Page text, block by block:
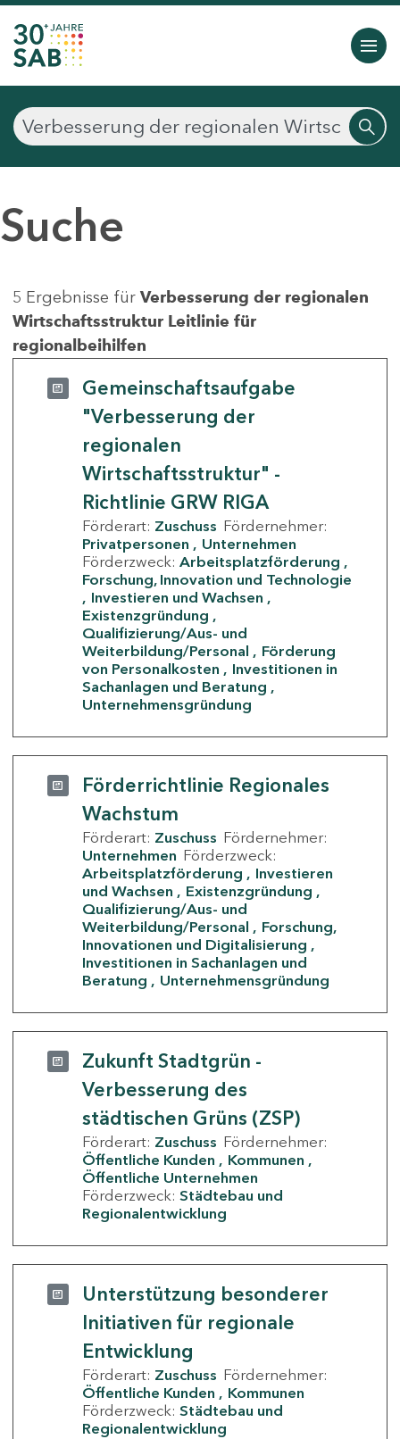
Suche
5 Ergebnisse für Verbesserung der regionalen
Wirtschaftsstruktur Leitlinie für
regionalbeihilfen
Gemeinschaftsaufgabe
"Verbesserung der
regionalen
Wirtschaftsstruktur" -
Richtlinie GRW RIGA
Förderart: Zuschuss Fördernehmer:
Privatpersonen
Unternehmen
Förderzweck: Arbeitsplatzförderung
Forschung, Innovation und Technologie
Investieren und Wachsen
Existenzgründung
Qualifizierung/Aus- und
Weiterbildung/Personal
Förderung
von Personalkosten
Investitionen in
Sachanlagen und Beratung
Unternehmensgründung
Förderrichtlinie Regionales
Wachstum
Förderart: Zuschuss Fördernehmer:
Unternehmen Förderzweck:
Arbeitsplatzförderung
Investieren
und Wachsen
Existenzgründung
Qualifizierung/Aus- und
Weiterbildung/Personal
Forschung,
Innovationen und Digitalisierung
Investitionen in Sachanlagen und
Beratung
Unternehmensgründung
Zukunft Stadtgrün -
Verbesserung des
städtischen Grüns (ZSP)
Förderart: Zuschuss Fördernehmer:
Öffentliche Kunden
Kommunen
Öffentliche Unternehmen
Förderzweck: Städtebau und
Regionalentwicklung
Unterstützung besonderer
Initiativen für regionale
Entwicklung
Förderart: Zuschuss Fördernehmer:
Öffentliche Kunden
Kommunen
Förderzweck: Städtebau und
Regionalentwicklung